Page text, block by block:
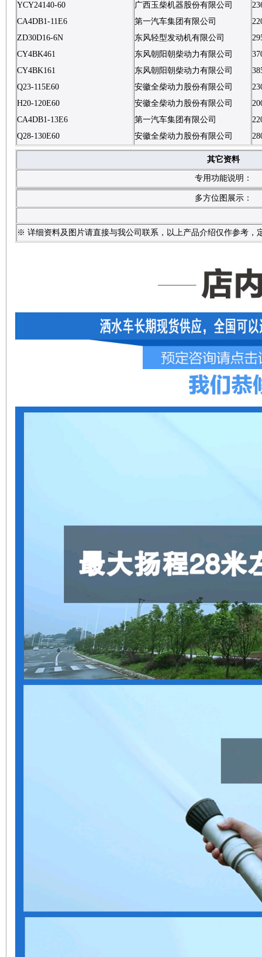
YCY24140-60
CA4DB1-11E6
ZD30D16-6N
CY4BK461
CY4BK161
Q23-115E60
H20-120E60
CA4DB1-13E6
Q28-130E60
广西玉柴机器股份有限公司
第一汽车集团有限公司
东风轻型发动机有限公司
东风朝阳朝柴动力有限公司
东风朝阳朝柴动力有限公司
安徽全柴动力股份有限公司
安徽全柴动力股份有限公司
第一汽车集团有限公司
安徽全柴动力股份有限公司
其它资料
专用功能说明：
多方位图展示：
※ 详细资料及图片请直接与我公司联系，以上产品介绍仅作参考，